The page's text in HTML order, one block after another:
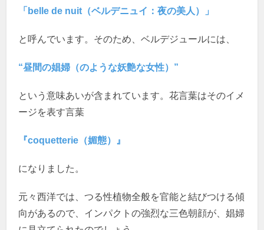
「belle de nuit（ベルデニュイ：夜の美人）」
と呼んでいます。そのため、ベルデジュールには、
“昼間の娼婦（のような妖艶な女性）”
という意味あいが含まれています。花言葉はそのイメ
ージを表す言葉
『coquetterie（媚態）』
になりました。
元々西洋では、つる性植物全般を官能と結びつける傾
向があるので、インパクトの強烈な三色朝顔が、娼婦